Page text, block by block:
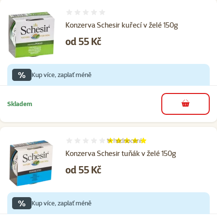
Konzerva Schesir kuřecí v želé 150g
Cena
od 55 Kč
% Kup více, zaplať méně
Skladem do košíku
Konzerva Schesir tuňák v želé 150g
Hodnocení 100%, počet hodnocení: 1
1×hodnocení
Cena
od 55 Kč
% Kup více, zaplať méně